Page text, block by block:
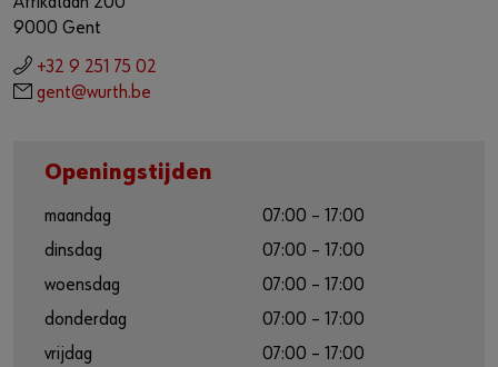
Registreer hier in drie eenvoudige stappen om alle functies
Verkoop enkel voor ondernemers
Registreer nu
Voorraadbeheer
E-procurement
9000 Gent
+32 9 251 75 02
gent@wurth.be
Openingstijden
maandag
07:00 – 17:00
dinsdag
07:00 – 17:00
woensdag
07:00 – 17:00
donderdag
07:00 – 17:00
vrijdag
07:00 – 17:00